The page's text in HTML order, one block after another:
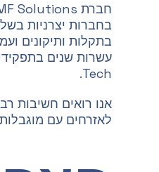
אנו רואים חשיבות
לאזרחים עם
בחברות יצרניות
בתקלות ותיקונים
Tech.